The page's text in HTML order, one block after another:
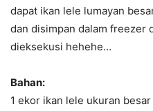
dapat ikan lele lumayan
dan disimpan dalam freezer
dieksekusi hehehe…
Bahan:
1 ekor ikan lele ukuran